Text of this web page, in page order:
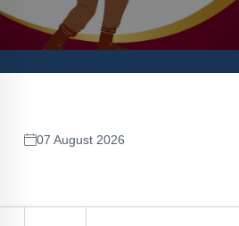
07 August 2026